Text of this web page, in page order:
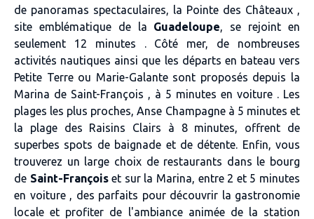
de panoramas spectaculaires, la Pointe des Châteaux ,
site emblématique de la Guadeloupe, se rejoint en
seulement 12 minutes . Côté mer, de nombreuses
activités nautiques ainsi que les départs en bateau vers
Petite Terre ou Marie-Galante sont proposés depuis la
Marina de Saint-François , à 5 minutes en voiture . Les
plages les plus proches, Anse Champagne à 5 minutes et
la plage des Raisins Clairs à 8 minutes, offrent de
superbes spots de baignade et de détente. Enfin, vous
trouverez un large choix de restaurants dans le bourg
de Saint-Françoiset sur la Marina, entre 2 et 5 minutes
en voiture , des parfaits pour découvrir la gastronomie
locale et profiter de l'ambiance animée de la station